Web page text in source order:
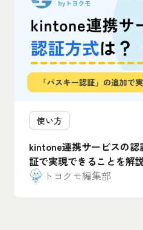
使い方
kintone連携サービスの
証で実現できることを解
トヨクモ編集部